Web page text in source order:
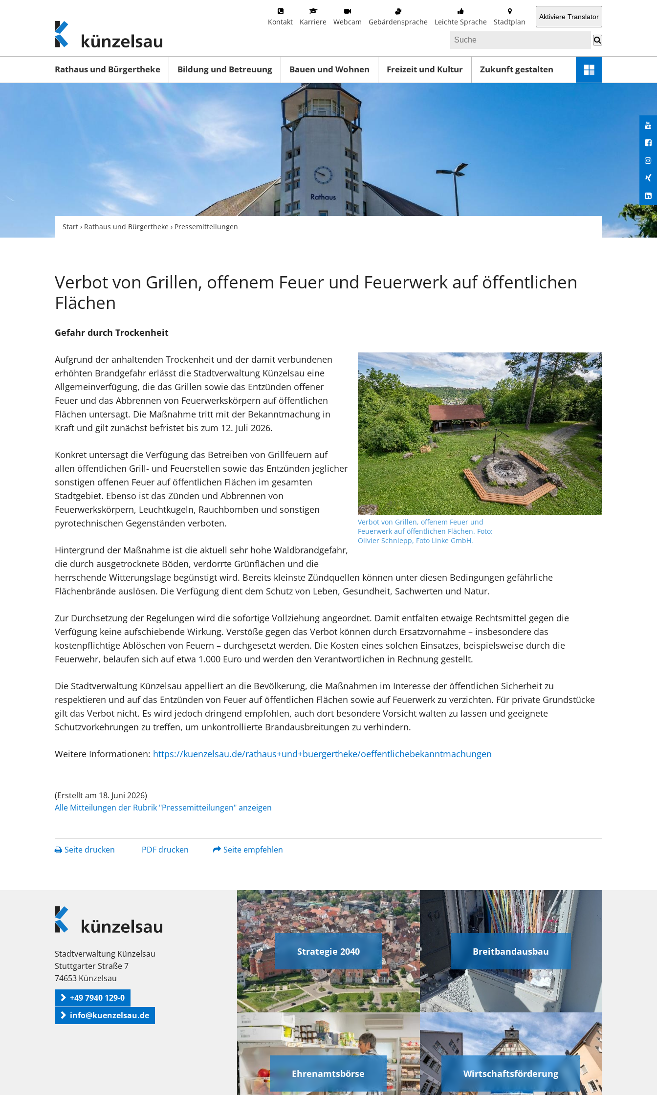
www.kuenzelsau.de
(zur
Startseite)
Kontakt Karriere Webcam Gebärdensprache Leichte Sprache Stadtplan
Aktiviere Translator
Rathaus und Bürgertheke Bildung und Betreuung Bauen und Wohnen Freizeit und Kultur Zukunft gestalten
Schnellzugriff-
Menü
Start › Rathaus und Bürgertheke › Pressemitteilungen
Verbot von Grillen, offenem Feuer und Feuerwerk auf öffentlichen
Flächen
Gefahr durch Trockenheit
Verbot von Grillen, offenem Feuer und
Feuerwerk auf öffentlichen Flächen. Foto:
Olivier Schniepp, Foto Linke GmbH.
Aufgrund der anhaltenden Trockenheit und der damit verbundenen
erhöhten Brandgefahr erlässt die Stadtverwaltung Künzelsau eine
Allgemeinverfügung, die das Grillen sowie das Entzünden offener
Feuer und das Abbrennen von Feuerwerkskörpern auf öffentlichen
Flächen untersagt. Die Maßnahme tritt mit der Bekanntmachung in
Kraft und gilt zunächst befristet bis zum 12. Juli 2026.
Konkret untersagt die Verfügung das Betreiben von Grillfeuern auf
allen öffentlichen Grill- und Feuerstellen sowie das Entzünden jeglicher
sonstigen offenen Feuer auf öffentlichen Flächen im gesamten
Stadtgebiet. Ebenso ist das Zünden und Abbrennen von
Feuerwerkskörpern, Leuchtkugeln, Rauchbomben und sonstigen
pyrotechnischen Gegenständen verboten.
Hintergrund der Maßnahme ist die aktuell sehr hohe Waldbrandgefahr,
die durch ausgetrocknete Böden, verdorrte Grünflächen und die
herrschende Witterungslage begünstigt wird. Bereits kleinste Zündquellen können unter diesen Bedingungen gefährliche
Flächenbrände auslösen. Die Verfügung dient dem Schutz von Leben, Gesundheit, Sachwerten und Natur.
Zur Durchsetzung der Regelungen wird die sofortige Vollziehung angeordnet. Damit entfalten etwaige Rechtsmittel gegen die
Verfügung keine aufschiebende Wirkung. Verstöße gegen das Verbot können durch Ersatzvornahme – insbesondere das
kostenpflichtige Ablöschen von Feuern – durchgesetzt werden. Die Kosten eines solchen Einsatzes, beispielsweise durch die
Feuerwehr, belaufen sich auf etwa 1.000 Euro und werden den Verantwortlichen in Rechnung gestellt.
Die Stadtverwaltung Künzelsau appelliert an die Bevölkerung, die Maßnahmen im Interesse der öffentlichen Sicherheit zu
respektieren und auf das Entzünden von Feuer auf öffentlichen Flächen sowie auf Feuerwerk zu verzichten. Für private Grundstücke
gilt das Verbot nicht. Es wird jedoch dringend empfohlen, auch dort besondere Vorsicht walten zu lassen und geeignete
Schutzvorkehrungen zu treffen, um unkontrollierte Brandausbreitungen zu verhindern.
Weitere Informationen: https://kuenzelsau.de/rathaus+und+buergertheke/oeffentlichebekanntmachungen
(Erstellt am 18. Juni 2026)
Alle Mitteilungen der Rubrik "Pressemitteilungen" anzeigen
Seite drucken PDF drucken Seite empfehlen
Logo
Künzelsau
Stadtverwaltung Künzelsau
Stuttgarter Straße 7
74653 Künzelsau
+49 7940 129-0
info@kuenzelsau.de
Strategie 2040 Breitbandausbau
Ehrenamtsbörse Wirtschaftsförderung